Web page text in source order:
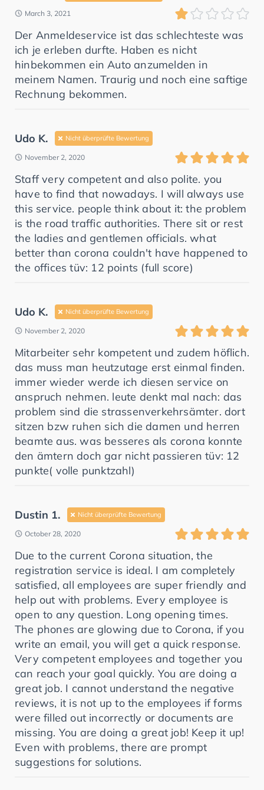
March 3, 2021
Der Anmeldeservice ist das schlechteste was
ich je erleben durfte. Haben es nicht
hinbekommen ein Auto anzumelden in
meinem Namen. Traurig und noch eine saftige
Rechnung bekommen.
Udo K. Nicht überprüfte Bewertung
November 2, 2020
Staff very competent and also polite. you
have to find that nowadays. I will always use
this service. people think about it: the problem
is the road traffic authorities. There sit or rest
the ladies and gentlemen officials. what
better than corona couldn't have happened to
the offices tüv: 12 points (full score)
Udo K. Nicht überprüfte Bewertung
November 2, 2020
Mitarbeiter sehr kompetent und zudem höflich.
das muss man heutzutage erst einmal finden.
immer wieder werde ich diesen service on
anspruch nehmen. leute denkt mal nach: das
problem sind die strassenverkehrsämter. dort
sitzen bzw ruhen sich die damen und herren
beamte aus. was besseres als corona konnte
den ämtern doch gar nicht passieren tüv: 12
punkte( volle punktzahl)
Dustin 1. Nicht überprüfte Bewertung
October 28, 2020
Due to the current Corona situation, the
registration service is ideal. I am completely
satisfied, all employees are super friendly and
help out with problems. Every employee is
open to any question. Long opening times.
The phones are glowing due to Corona, if you
write an email, you will get a quick response.
Very competent employees and together you
can reach your goal quickly. You are doing a
great job. I cannot understand the negative
reviews, it is not up to the employees if forms
were filled out incorrectly or documents are
missing. You are doing a great job! Keep it up!
Even with problems, there are prompt
suggestions for solutions.